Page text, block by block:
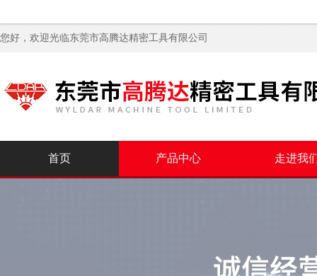
您好，欢迎光临东莞市高腾达精密工具有限公司
首页 产品中心 走进我